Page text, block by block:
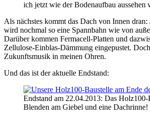
ich jetzt wie der Bodenaufbau
Als nächstes kommt das Dach von Innen
wird nochmal so eine Spannbahn wie von
Darüber kommen Fermacell-Platten und
Zellulose-Einblas-Dämmung eingepustet.
Zukunftsmusik in meinen Ohren.
Und das ist der aktuelle Endstand:
Endstand am 22.04.2013: Das
Blenden am Giebel und eine Dachrinne!